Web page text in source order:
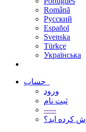
Română
Русский
Español
Svenska
Türkçe
Українська
ورود
ثبت نام
-----
کرده اید؟